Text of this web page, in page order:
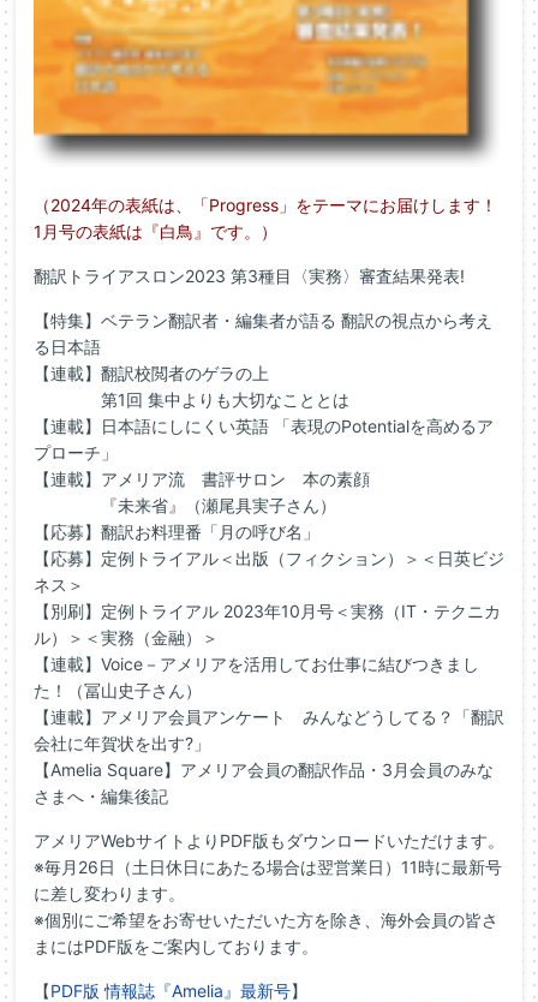
（2024年の表紙は、「Progress」をテーマにお届けします！
1月号の表紙は『白鳥』です。）
翻訳トライアスロン2023 第3種目〈実務〉審査結果発表!
【特集】ベテラン翻訳者・編集者が語る 翻訳の視点から考え
る日本語
【連載】翻訳校閲者のゲラの上
第1回 集中よりも大切なこととは
【連載】日本語にしにくい英語 「表現のPotentialを高めるア
プローチ」
【連載】アメリア流 書評サロン 本の素顔
『未来省』（瀬尾具実子さん）
【応募】翻訳お料理番「月の呼び名」
【応募】定例トライアル＜出版（フィクション）＞＜日英ビジ
ネス＞
【別刷】定例トライアル 2023年10月号＜実務（IT・テクニカ
ル）＞＜実務（金融）＞
【連載】Voice－アメリアを活用してお仕事に結びつきまし
た！（冨山史子さん）
【連載】アメリア会員アンケート みんなどうしてる？「翻訳
会社に年賀状を出す?」
【Amelia Square】アメリア会員の翻訳作品・3月会員のみな
さまへ・編集後記
アメリアWebサイトよりPDF版もダウンロードいただけます。
※毎月26日（土日休日にあたる場合は翌営業日）11時に最新号
に差し変わります。
※個別にご希望をお寄せいただいた方を除き、 海外会員の皆さ
まにはPDF版をご案内しております。
【PDF版 情報誌『Amelia』最新号】